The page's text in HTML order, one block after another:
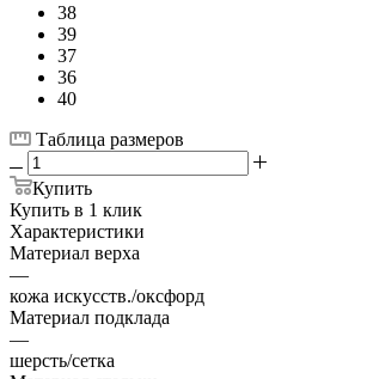
38
39
37
36
40
Таблица размеров
Купить
Купить в 1 клик
Характеристики
Материал верха
—
кожа искусств./оксфорд
Материал подклада
—
шерсть/сетка